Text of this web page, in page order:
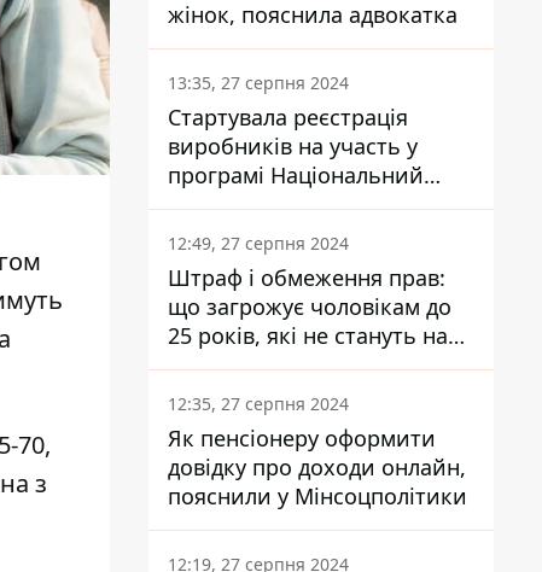
70,
з
жінок, пояснила адвокатка
13:35, 27 серпня 2024
Стартувала реєстрація
виробників на участь у
програмі Національний
кешбек: як це зробити
через портал Дія
12:49, 27 серпня 2024
Штраф і обмеження прав:
що загрожує чоловікам до
25 років, які не стануть на
військовий облік
12:35, 27 серпня 2024
Як пенсіонеру оформити
довідку про доходи онлайн,
пояснили у Мінсоцполітики
12:19, 27 серпня 2024